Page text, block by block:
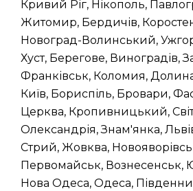
Кривий Ріг, Нікополь,
Житомир, Бердичів,
Новоград-Волинський,
Хуст, Берегове, Виноградів,
Франківськ, Коломия,
Київ, Бориспіль, Бровари,
Церква, Кропивницький,
Олександрія, Знам'янка,
Стрий, Жовква,
Первомайськ, Вознесенськ,
Нова Одеса, Одеса,